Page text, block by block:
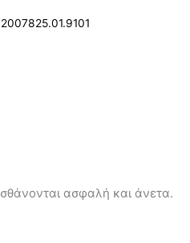
ασφαλή και άνετα.